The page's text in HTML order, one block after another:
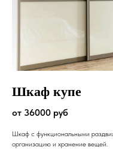
Шкаф купе
от 36000 руб
Шкаф с функциональными
организацию и хранение вещей.